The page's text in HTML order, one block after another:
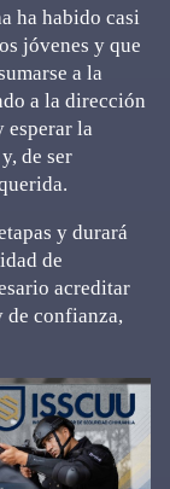
ha habido casi
jóvenes y que
a la
a la dirección
la
de ser
y durará
de
acreditar
de confianza,